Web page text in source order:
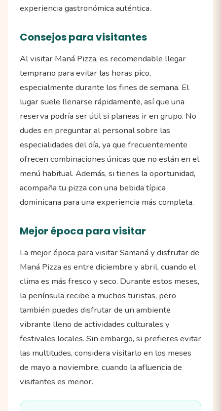
experiencia gastronómica auténtica.
Consejos para visitantes
Al visitar Maná Pizza, es recomendable llegar
temprano para evitar las horas pico,
especialmente durante los fines de semana. El
lugar suele llenarse rápidamente, así que una
reserva podría ser útil si planeas ir en grupo. No
dudes en preguntar al personal sobre las
especialidades del día, ya que frecuentemente
ofrecen combinaciones únicas que no están en el
menú habitual. Además, si tienes la oportunidad,
acompaña tu pizza con una bebida típica
dominicana para una experiencia más completa.
Mejor época para visitar
La mejor época para visitar Samaná y disfrutar de
Maná Pizza es entre diciembre y abril, cuando el
clima es más fresco y seco. Durante estos meses,
la península recibe a muchos turistas, pero
también puedes disfrutar de un ambiente
vibrante lleno de actividades culturales y
festivales locales. Sin embargo, si prefieres evitar
las multitudes, considera visitarlo en los meses
de mayo a noviembre, cuando la afluencia de
visitantes es menor.